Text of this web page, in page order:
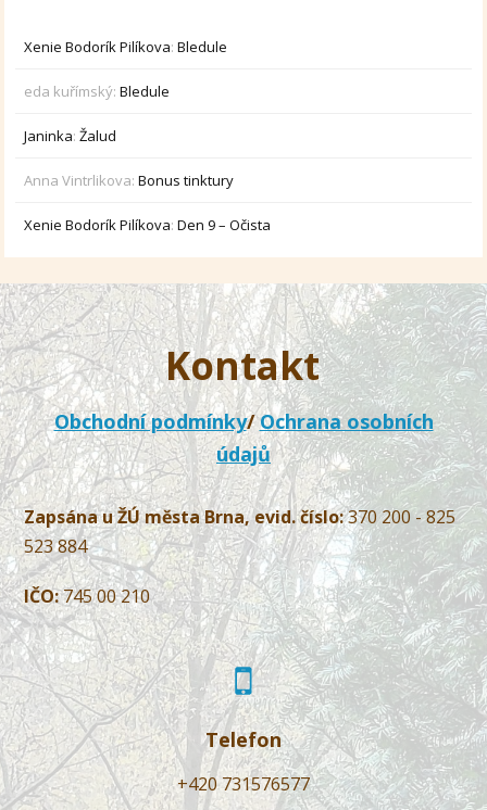
Xenie Bodorík Pilíkova:Bledule
eda kuřímský:Bledule
Janinka:Žalud
Anna Vintrlikova:Bonus tinktury
Xenie Bodorík Pilíkova:Den 9 – Očista
Kontakt
Obchodní podmínky/Ochrana osobních
údajů
Zapsána u ŽÚ města Brna, evid. číslo:370 200 - 825
523 884
IČO:745 00 210
Telefon
+420 731576577